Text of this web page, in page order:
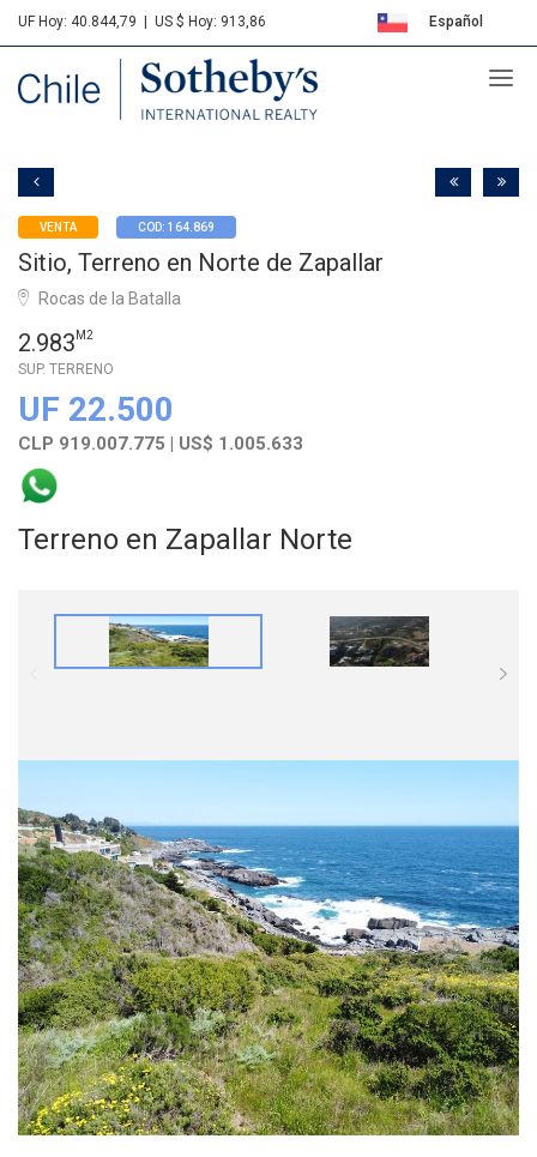
UF Hoy: 40.844,79 US $ Hoy: 913,86 Español
Sotheby's
VENTA COD: 164.869
Sitio, Terreno en Norte de Zapallar
Rocas de la Batalla
2.983 M2
SUP. TERRENO
UF 22.500
CLP 919.007.775 | US$ 1.005.633
Terreno en Zapallar Norte